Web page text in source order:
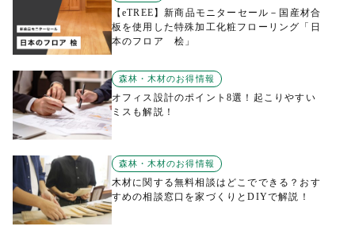
【eTREE】新商品モニターセール－国産材合
板を使用した特殊加工化粧フローリング「日
本のフロア 桧」
森林・木材のお得情報
オフィス設計のポイント8選！起こりやすい
ミスも解説！
森林・木材のお得情報
木材に関する無料相談はどこでできる？おす
すめの相談窓口を家づくりとDIYで解説！